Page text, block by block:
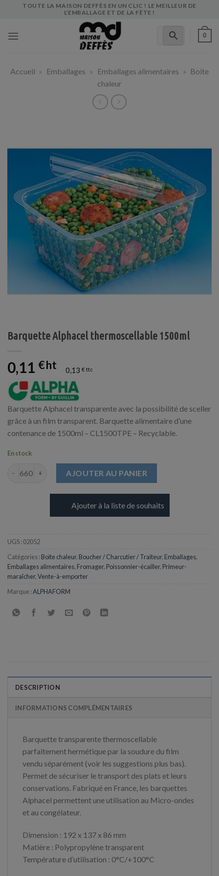
TOUTE LA MAISON DEFFÈS EN UN CLIC ! LE MEILLEUR DE
L'EMBALLAGE ET DE LA FÊTE !
0
Accueil » Emballages » Emballages alimentaires » Boite
chaleur
Barquette Alphacel thermoscellable 1500ml
0,11 € 0,13 €
Barquette Alphacel transparente avec la possibilité de sceller
grâce à un film transparent. Barquette alimentaire d’une
contenance de 1500ml – CL1500TPE – Recyclable.
En stock
AJOUTER AU PANIER
Ajouter à la liste de souhaits
UGS : 02052
Catégories : Boite chaleur, Boucher / Charcutier / Traiteur, Emballages,
Emballages alimentaires, Fromager, Poissonnier-écailler, Primeur-
maraîcher,Vente-à-emporter
Marque :ALPHAFORM
DESCRIPTION
INFORMATIONS COMPLÉMENTAIRES
Barquette transparente thermoscellable
parfaitement hermétique par la soudure du film
vendu séparément (voir les suggestions plus bas).
Permet de sécuriser le transport des plats et leurs
conservations. Fabriqué en France, les barquettes
Alphacel permettent une utilisation au Micro-ondes
et au congélateur.
Dimension : 192 x 137 x 86 mm
Matière : Polypropylène transparent
Température d’utilisation : 0°C/+100°C